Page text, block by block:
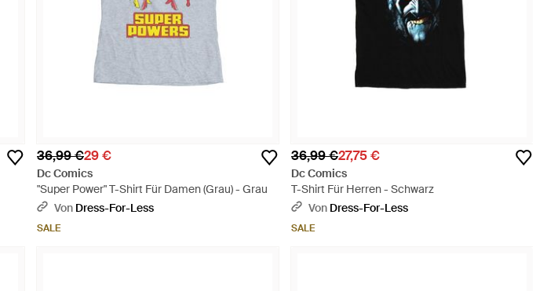
36,99 €29 €
Dc Comics
"Super Power" T-Shirt Für Damen (Grau) - Grau
Von Dress-For-Less
SALE
36,99 €27,75 €
Dc Comics
T-Shirt Für Herren - Schwarz
Von Dress-For-Less
SALE